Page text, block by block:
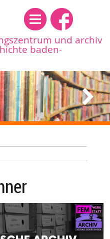
und archiv
baden-
Menü